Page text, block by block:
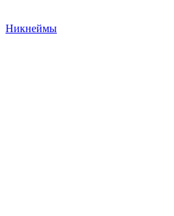
Никнеймы